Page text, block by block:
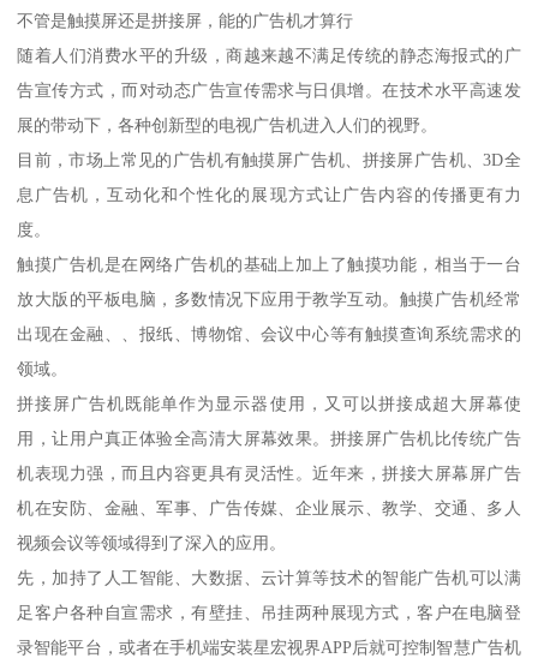
不管是触摸屏还是拼接屏，能的广告机才算行
随着人们消费水平的升级，商越来越不满足传统的静态海报式的广
告宣传方式，而对动态广告宣传需求与日俱增。在技术水平高速发
展的带动下，各种创新型的电视广告机进入人们的视野。
目前，市场上常见的广告机有触摸屏广告机、拼接屏广告机、3D全
息广告机，互动化和个性化的展现方式让广告内容的传播更有力
度。
触摸广告机是在网络广告机的基础上加上了触摸功能，相当于一台
放大版的平板电脑，多数情况下应用于教学互动。触摸广告机经常
出现在金融、、报纸、博物馆、会议中心等有触摸查询系统需求的
领域。
拼接屏广告机既能单作为显示器使用，又可以拼接成超大屏幕使
用，让用户真正体验全高清大屏幕效果。拼接屏广告机比传统广告
机表现力强，而且内容更具有灵活性。近年来，拼接大屏幕屏广告
机在安防、金融、军事、广告传媒、企业展示、教学、交通、多人
视频会议等领域得到了深入的应用。
先，加持了人工智能、大数据、云计算等技术的智能广告机可以满
足客户各种自宣需求，有壁挂、吊挂两种展现方式，客户在电脑登
录智能平台，或者在手机端安装星宏视界APP后就可控制智慧广告机